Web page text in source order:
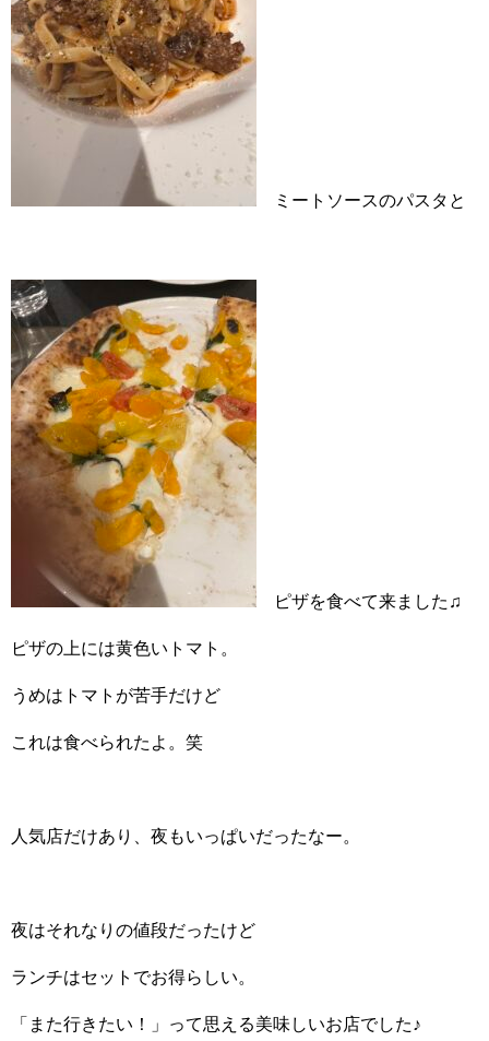
ミートソースのパスタと
ピザを食べて来ました♫
ピザの上には黄色いトマト。
うめはトマトが苦手だけど
これは食べられたよ。笑
人気店だけあり、夜もいっぱいだったなー。
夜はそれなりの値段だったけど
ランチはセットでお得らしい。
「また行きたい！」って思える美味しいお店でした♪